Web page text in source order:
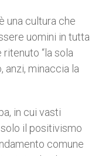
una cultura che
uomini in tutta
ritenuto “la sola
anzi, minaccia la
in cui vasti
il positivismo
comune